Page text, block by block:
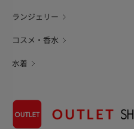
ランジェリー
コスメ・香水
水着